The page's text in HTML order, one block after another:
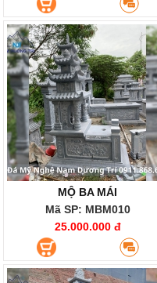
MỘ BA MÁI
Mã SP: MBM010
25.000.000 đ